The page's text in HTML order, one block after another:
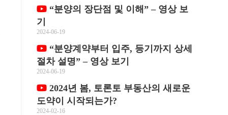
“분양의 장단점 및 이해” – 영상 보
기
2024-06-19
“분양계약부터 입주, 등기까지 상세
절차 설명” – 영상 보기
2024-06-19
2024년 봄, 토론토 부동산의 새로운
도약이 시작되는가?
2024-02-16